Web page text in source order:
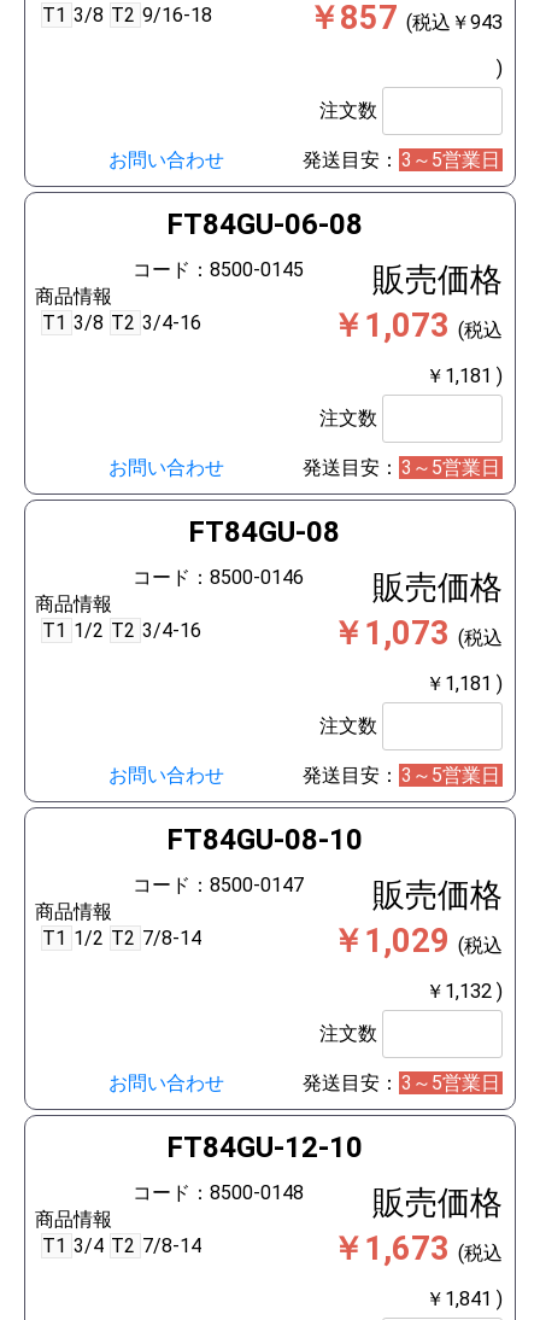
T1 3/8 T2 9/16-18 ￥857 (税込￥943
)
注文数
お問い合わせ 発送目安： 3～5営業日
FT84GU-06-08
コード：8500-0145
商品情報
T1 3/8 T2 3/4-16
販売価格
￥1,073 (税込
￥1,181 )
注文数
お問い合わせ 発送目安： 3～5営業日
FT84GU-08
コード：8500-0146
商品情報
T1 1/2 T2 3/4-16
販売価格
￥1,073 (税込
￥1,181 )
注文数
お問い合わせ 発送目安： 3～5営業日
FT84GU-08-10
コード：8500-0147
商品情報
T1 1/2 T2 7/8-14
販売価格
￥1,029 (税込
￥1,132 )
注文数
お問い合わせ 発送目安： 3～5営業日
FT84GU-12-10
コード：8500-0148
商品情報
T1 3/4 T2 7/8-14
販売価格
￥1,673 (税込
￥1,841 )